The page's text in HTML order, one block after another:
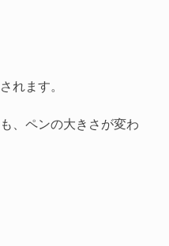
れます。
、ペンの大きさが変わ